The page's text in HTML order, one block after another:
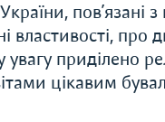
пов’язані
властивості, про
увагу приділено
цікавим